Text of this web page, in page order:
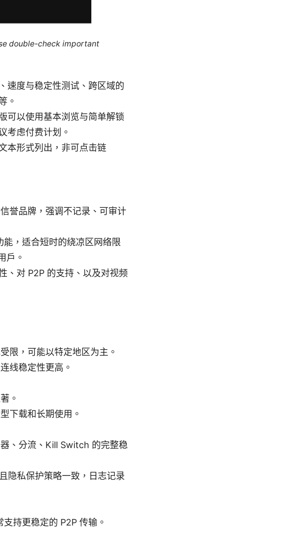
double-check important
速度与稳定性测试、跨区域的
。
可以使用基本浏览与简单解锁
考虑付费计划。
本形式列出，非可点击链
誉品牌，强调不记录、可审计
，适合短时的绕凉区网络限
户。
、对 P2P 的支持、以及对视频
限，可能以特定地区为主。
线稳定性更高。
。
下载和长期使用。
、分流、Kill Switch 的完整稳
隐私保护策略一致，日志记录
持更稳定的 P2P 传输。